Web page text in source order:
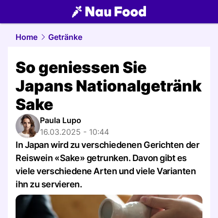
food.NAU.ch
Home Getränke
So geniessen Sie
Japans Nationalgetränk
Sake
Paula Lupo
16.03.2025 - 10:44
In Japan wird zu verschiedenen Gerichten der
Reiswein «Sake» getrunken. Davon gibt es
viele verschiedene Arten und viele Varianten
ihn zu servieren.